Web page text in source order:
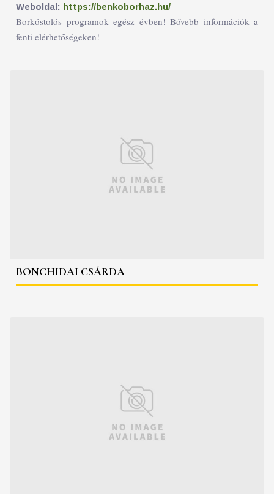
Weboldal: https://benkoborhaz.hu/
Borkóstolós programok egész évben! Bővebb információk a
fenti elérhetőségeken!
BONCHIDAI CSÁRDA